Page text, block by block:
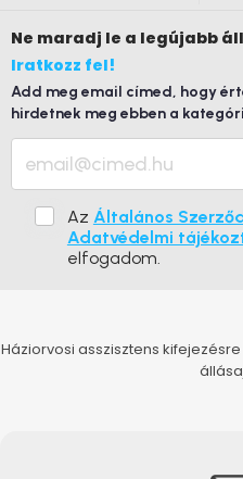
Ne maradj le a legújabb
Iratkozz fel!
Add meg email címed, hogy
hirdetnek meg ebben a
Az Általános
Adatvédelmi
elfogadom.
Háziorvosi asszisztens